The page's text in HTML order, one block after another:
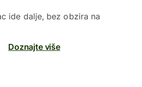
ide dalje, bez obzira na
Doznajte više